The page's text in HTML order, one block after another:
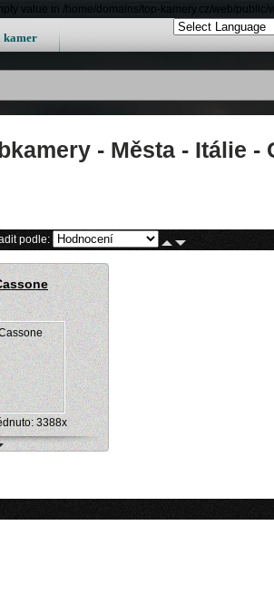
value in /home/domains/top-kamery.cz/web/
kamer
- Města - Itálie -
podle:
3388x